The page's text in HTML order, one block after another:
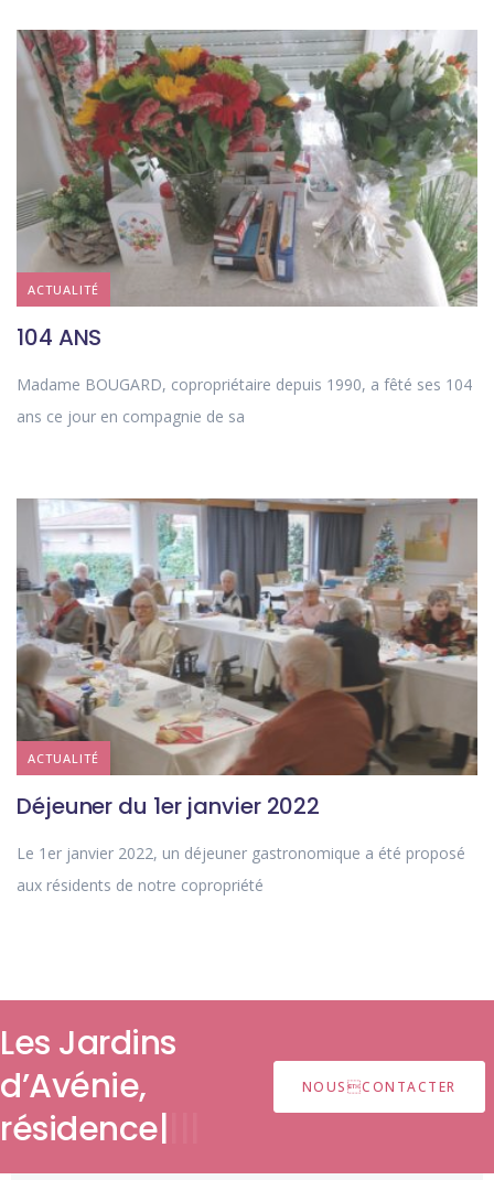
ACTUALITÉ
104 ANS
Madame BOUGARD, copropriétaire depuis 1990, a fêté ses 104
ans ce jour en compagnie de sa
ACTUALITÉ
Déjeuner du 1er janvier 2022
Le 1er janvier 2022, un déjeuner gastronomique a été proposé
aux résidents de notre copropriété
Les Jardins
d’Avénie,
rési||||
NOUSCONTACTER